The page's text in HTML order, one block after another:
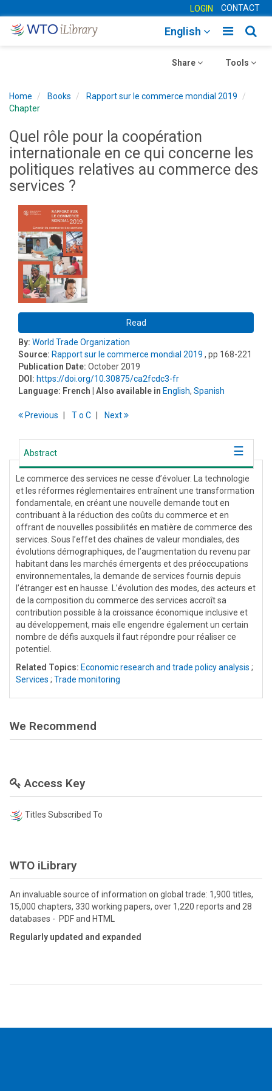
LOGIN CONTACT
Toggle
English
Toggle
Tools
Toggle
Share
Home Books
Rapport sur le commerce mondial 2019
Chapter
Quel rôle pour la coopération
internationale en ce qui concerne les
politiques relatives au commerce des
services ?
Read
By: World Trade Organization
Source: Rapport sur le commerce mondial 2019 , pp 168-221
Publication Date: October 2019
DOI: https://doi.org/10.30875/ca2fcdc3-fr
Language: French | Also available in English, Spanish
Previous To C Next
Abstract
Le commerce des services ne cesse d’évoluer. La technologie
et les réformes réglementaires entraînent une transformation
fondamentale, en créant une nouvelle demande tout en
contribuant à la réduction des coûts du commerce et en
offrant de nouvelles possibilités en matière de commerce des
services. Sous l’effet des chaînes de valeur mondiales, des
évolutions démographiques, de l’augmentation du revenu par
habitant dans les marchés émergents et des préoccupations
environnementales, la demande de services fournis depuis
l’étranger est en hausse. L’évolution des modes, des acteurs et
de la composition du commerce des services accroît sa
contribution possible à la croissance économique inclusive et
au développement, mais elle engendre également un certain
nombre de défis auxquels il faut répondre pour réaliser ce
potentiel.
Related Topics: Economic research and trade policy analysis ;
Services ; Trade monitoring
We Recommend
Access Key
Titles Subscribed To
WTO iLibrary
An invaluable source of information on global trade: 1,900 titles,
15,000 chapters, 330 working papers, over 1,220 reports and 28
databases - PDF and HTML
Regularly updated and expanded